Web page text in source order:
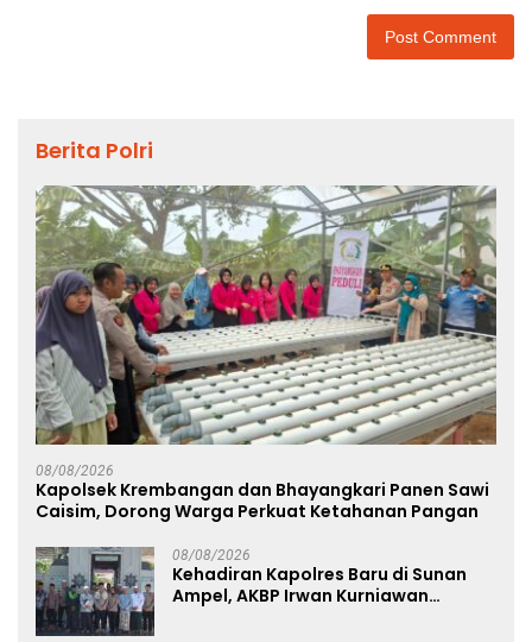
Berita Polri
08/08/2026
Kapolsek Krembangan dan Bhayangkari Panen Sawi
Caisim, Dorong Warga Perkuat Ketahanan Pangan
08/08/2026
Kehadiran Kapolres Baru di Sunan
Ampel, AKBP Irwan Kurniawan